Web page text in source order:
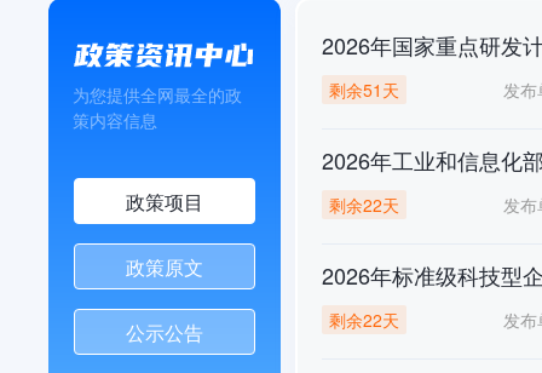
为您提供全网最全的政
策内容信息
政策项目
政策原文
公示公告
2026年国家重点研发
剩余51天 发
2026年工业和信息化
剩余22天 发
2026年标准级科技型
剩余22天 发